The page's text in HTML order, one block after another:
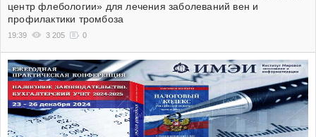
центр флебологии» для лечения заболеваний вен и
профилактики тромбоза
19:39 3 205 0